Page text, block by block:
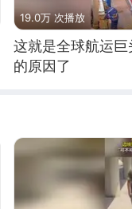
19.0万 次播放
这就是全球航运
的原因了